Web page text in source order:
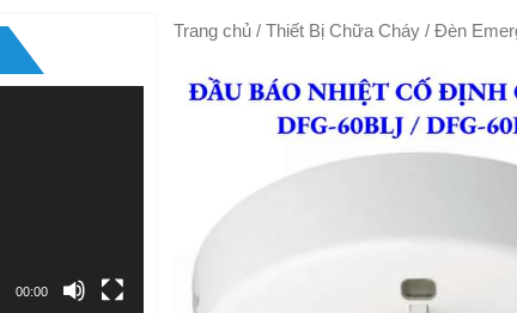
Trang chủ / Thiết Bị Chữa Cháy / Đèn
00:00